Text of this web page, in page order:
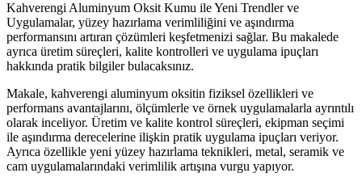
Kahverengi Aluminyum Oksit Kumu ile Yeni Trendler ve
Uygulamalar, yüzey hazırlama verimliliğini ve aşındırma
performansını artıran çözümleri keşfetmenizi sağlar. Bu makalede
ayrıca üretim süreçleri, kalite kontrolleri ve uygulama ipuçları
hakkında pratik bilgiler bulacaksınız.
Makale, kahverengi aluminyum oksitin fiziksel özellikleri ve
performans avantajlarını, ölçümlerle ve örnek uygulamalarla ayrıntılı
olarak inceliyor. Üretim ve kalite kontrol süreçleri, ekipman seçimi
ile aşındırma derecelerine ilişkin pratik uygulama ipuçları veriyor.
Ayrıca özellikle yeni yüzey hazırlama teknikleri, metal, seramik ve
cam uygulamalarındaki verimlilik artışına vurgu yapıyor.